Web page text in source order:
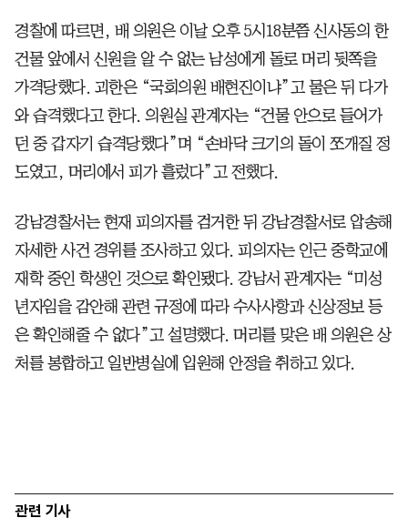
경찰에 따르면, 배 의원은 이날 오후 5시18분쯤 신사동의 한
건물 앞에서 신원을 알 수 없는 남성에게 돌로 머리 뒷쪽을
가격당했다. 괴한은 “국회의원 배현진이냐”고 물은 뒤 다가
와 습격했다고 한다. 의원실 관계자는 “건물 안으로 들어가
던 중 갑자기 습격당했다”며 “손바닥 크기의 돌이 쪼개질 정
도였고, 머리에서 피가 흘렀다”고 전했다.
강남경찰서는 현재 피의자를 검거한 뒤 강남경찰서로 압송해
자세한 사건 경위를 조사하고 있다. 피의자는 인근 중학교에
재학 중인 학생인 것으로 확인됐다. 강남서 관계자는 “미성
년자임을 감안해 관련 규정에 따라 수사사항과 신상정보 등
은 확인해줄 수 없다”고 설명했다. 머리를 맞은 배 의원은 상
처를 봉합하고 일반병실에 입원해 안정을 취하고 있다.
관련 기사